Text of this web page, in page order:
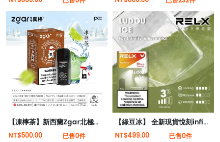
【凍檸茶】新西蘭Zgar北極熊煙彈（適配RELX 5代4代煙桿）
NT$500.00 已售0件
【綠豆冰】 全新現貨悅刻infinity 2六代煙彈(煙彈x1)(通用Relx 4, 5代主機)
NT$499.00 已售0件